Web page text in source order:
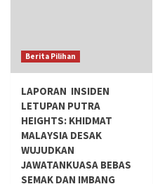
Berita Pilihan
LAPORAN INSIDEN
LETUPAN PUTRA
HEIGHTS: KHIDMAT
MALAYSIA DESAK
WUJUDKAN
JAWATANKUASA BEBAS
SEMAK DAN IMBANG